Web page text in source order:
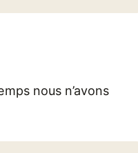
nous n’avons